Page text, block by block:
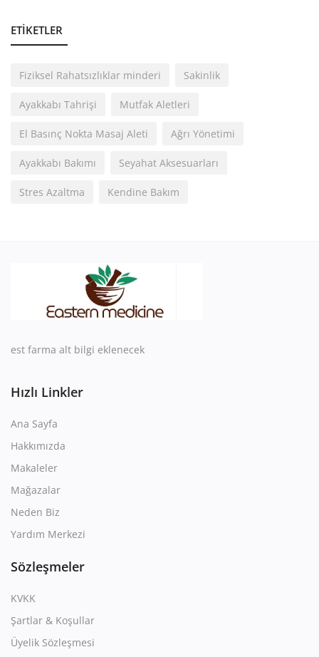
ETIKETLER
Fiziksel Rahatsızlıklar minderi Sakinlik
Ayakkabı Tahrişi Mutfak Aletleri
El Basınç Nokta Masaj Aleti Ağrı Yönetimi
Ayakkabı Bakımı Seyahat Aksesuarları
Stres Azaltma Kendine Bakım
est farma alt bilgi eklenecek
Hızlı Linkler
Ana Sayfa
Hakkımızda
Makaleler
Mağazalar
Neden Biz
Yardım Merkezi
Sözleşmeler
KVKK
Şartlar & Koşullar
Üyelik Sözleşmesi